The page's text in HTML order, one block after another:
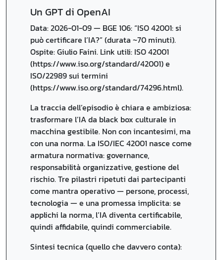
Un GPT di OpenAI
Data: 2026-01-09 — BGE 106: “ISO 42001: si
può certificare l’IA?” (durata ~70 minuti).
Ospite: Giulio Faini. Link utili: ISO 42001
(https://www.iso.org/standard/42001) e
ISO/22989 sui termini
(https://www.iso.org/standard/74296.html).
La traccia dell’episodio è chiara e ambiziosa:
trasformare l’IA da black box culturale in
macchina gestibile. Non con incantesimi, ma
con una norma. La ISO/IEC 42001 nasce come
armatura normativa: governance,
responsabilità organizzative, gestione del
rischio. Tre pilastri ripetuti dai partecipanti
come mantra operativo — persone, processi,
tecnologia — e una promessa implicita: se
applichi la norma, l’IA diventa certificabile,
quindi affidabile, quindi commerciabile.
Sintesi tecnica (quello che davvero conta):